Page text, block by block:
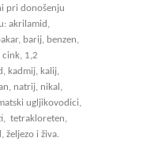
pri donošenju
akrilamid,
barij, benzen,
1,2
kadmij, kalij,
natrij, nikal,
ugljikovodici,
tetrakloreten,
i živa.